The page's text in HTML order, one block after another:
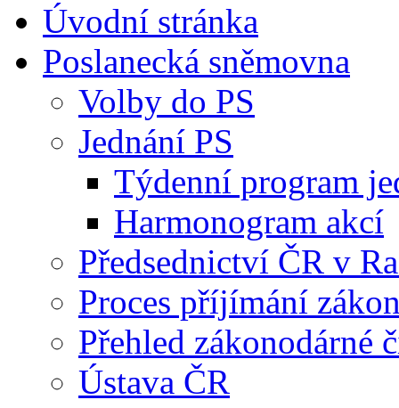
Úvodní stránka
Poslanecká sněmovna
Volby do PS
Jednání PS
Týdenní program
Harmonogram akcí
Předsednictví ČR v
Proces příjímání
Přehled zákonodárné
Ústava ČR